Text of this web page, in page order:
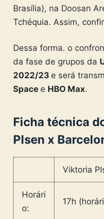
Brasília), na Doosan
Tchéquia. Assim,
Dessa forma. o
da fase de grupos da
2022/23 e será
Space e HBO Max.
Ficha técnica
Plsen x
Viktoria
Horári
o:
17h